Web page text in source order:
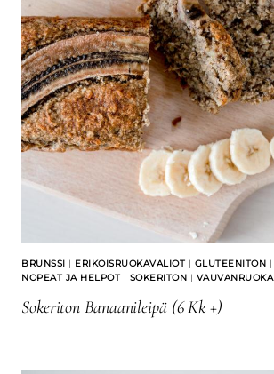
BRUNSSI | ERIKOISRUOKAVALIOT | GLUTEENITON |
NOPEAT JA HELPOT | SOKERITON | VAUVANRUOKA
Sokeriton Banaanileipä (6 Kk +)